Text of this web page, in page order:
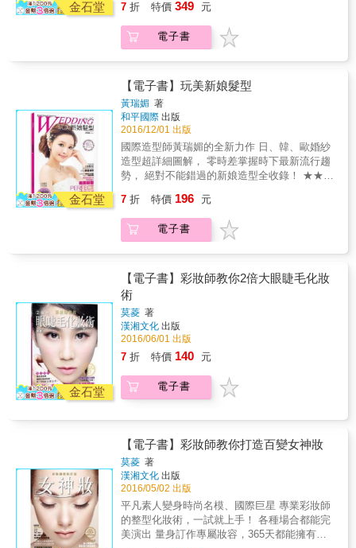
大賣！」 ─美妝Youtuber Catie
金石堂
彩，吸睛指數破表 ★★隨書附贈：6色MIT水性
可剝式指甲油＋1支彩繪筆★★ ★一支筆的
「創意無限延伸」，指甲油搭配彩繪筆，隨手
撕掉」！ 跟著心情變換圖樣，輕鬆剝除、快速
上色，讓指彩占據了每個指尖。 全書以附贈的
6色指甲油色系做圖樣設計，只要擁有這盒指甲
油禮物書， 就可以自己完成書中全部的圖案。
貼心設計的小瓶裝指甲油，輕巧好攜帶，走到
哪畫到哪。 天然的水性配方，離子水、樹脂、
天然礦物質色漿，完全沒有刺鼻味道。 「無毒
實用、安心使用」，是孕婦、兒童的首選健康
指甲油。 指甲彩繪正在悄悄進化中，可愛又簡
著步驟圖就會做。瓢蟲、彩色糖、草莓、乳牛
等，「全彩圖解步驟，盡情享受一個人的彩繪
時光」。 「短甲全面逆襲」專為小甲片設計的
美甲的女孩們常常困擾著指甲怎麼都長不長，
總是沒辦法做好看的指甲彩繪。現在，不必再
擔心這個問題！專屬「短指甲畫更好看」的指
甲彩繪設計。 【隨書附贈】 6色環保水性可剝
式指甲油＋1支指甲彩繪筆 法式白、飽和藍、
個性黑、鮮豔黃、性感紅、可愛桃 MIT台灣品
鼻、無痕、色彩飽和、持久、輕鬆卸除！ 本書
特色 ★超簡易圖樣，全彩圖解步驟，沒有畫畫
畫出萌指彩！ ★指彩全進化，萌登場，低門檻
操作，讓指尖變得更有「生命力」 亮片、雕
花、水鑽通通OUT！本書收錄了網路討論度最
高的療癒系指彩圖案，比起市面上的指甲彩繪
畫法，本書操作門檻極低！ ★美甲的基礎保養
教學上色基礎步驟，提升彩繪亮澤度 畫指甲彩
繪前一定要先了解美甲基礎保養、指甲油上色
基礎步驟，才能使畫出來的指甲更有光澤感，
7 折 特價 349 元
電子書
金石堂
【電子書】玩美新娘髮型
黃瑞媚 著
和平國際 出版
2016/12/01 出版
國際造型師黃瑞媚的全新力作 日、韓、歐婚紗
造型超詳細圖解， 零時差掌握時下最新流行趨
勢， 絕對不能錯過的新娘造型全收錄！ ★★讓
可擊的New Idea★★ 實現夢想中的婚禮髮型，
成為全場注目焦點！ 婚禮中髮型是一大亮點，
挑對髮型，就能「襯托禮服」， 簡單不繁複的
選合適的禮服款式， 更能學會挑選新娘造型師
的小撇步， 如果你是造型師...... 翻開本書，瀏
覽時下最新造型趨勢， 再看看專業老師如何快
速轉換髮型， 把老師的訣竅通通學起來吧！ 3
大造型風格&times;60款婚紗造型&times;6大主
&hellip;&hellip; 典雅名媛、鄰家女孩、田園仙
子、小清新&hellip;&hellip; 不凋花＋空氣感、
編髮＋韓風、簡約＋個性&hellip;&hellip; All in
型對策★★★ 完美的新娘造型除了妝容，髮型
躁的NG髮型， 不只讓新人想翻桌，也會影響造
型師的風評， 就讓國際級造型師來告訴你如何
不NG吧！ ★★★同場加映：只要6步驟！即使
訂結同天也能快速轉變妝髮★★★ 婚宴髮型要
好看又要快速， 就讓專業造型師親自示範時尚
美麗的新娘髮型， 讓你每一次出場都引來賓客
驚呼：「這個造型也很美！」 本書特色 ★以60
7 折 特價 196 元
電子書
金石堂
【電子書】彩妝師教你2倍大眼睫毛化妝
術
莫菱 著
漢湘文化 出版
2016/06/01 出版
7 折 特價 140 元
電子書
【電子書】彩妝師教你打造百變女神妝
莫菱 著
漢湘文化 出版
2016/05/02 出版
平凡素人變身時尚名模、國際巨星 專業彩妝師
的整型化妝術，一試就上手！ 各種場合都能完
美演出 量身訂作專屬妝容，365天都能擁有完